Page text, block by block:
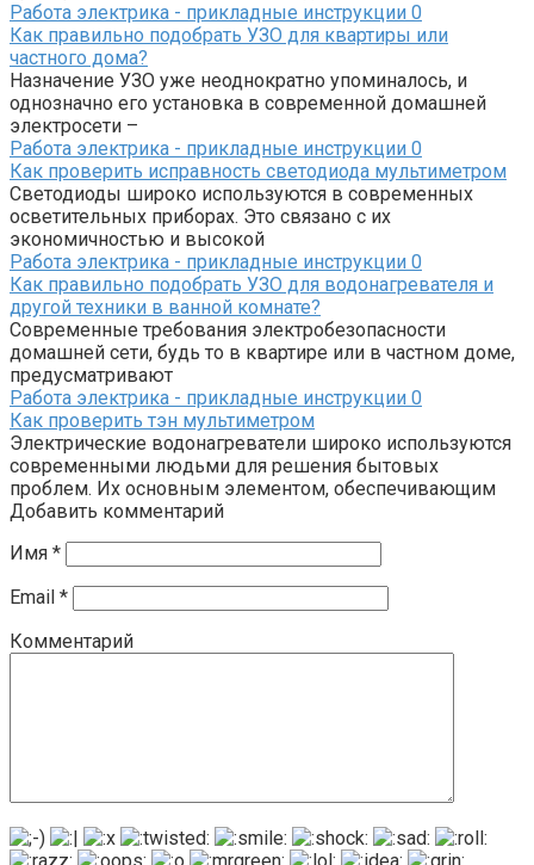
Работа электрика - прикладные инструкции 0
Как правильно подобрать УЗО для квартиры или
частного дома?
Назначение УЗО уже неоднократно упоминалось, и
однозначно его установка в современной домашней
электросети –
Работа электрика - прикладные инструкции 0
Как проверить исправность светодиода мультиметром
Светодиоды широко используются в современных
осветительных приборах. Это связано с их
экономичностью и высокой
Работа электрика - прикладные инструкции 0
Как правильно подобрать УЗО для водонагревателя и
другой техники в ванной комнате?
Современные требования электробезопасности
домашней сети, будь то в квартире или в частном доме,
предусматривают
Работа электрика - прикладные инструкции 0
Как проверить тэн мультиметром
Электрические водонагреватели широко используются
современными людьми для решения бытовых
проблем. Их основным элементом, обеспечивающим
Добавить комментарий
Имя *
Email *
Комментарий